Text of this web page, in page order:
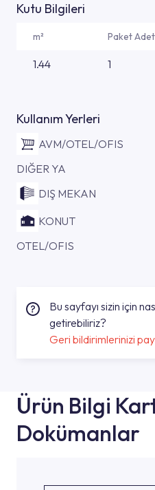
Kutu Bilgileri
m² Paket Adet
1.44 1
Kullanım Yerleri
AVM/OTEL/OFIS
DIĞER YA
DIŞ MEKAN
KONUT
OTEL/OFIS
Bu sayfayı sizin için
getirebiliriz?
Geri bildirimlerinizi
Ürün Bilgi
Dokümanlar